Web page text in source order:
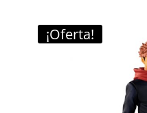
¡Oferta!